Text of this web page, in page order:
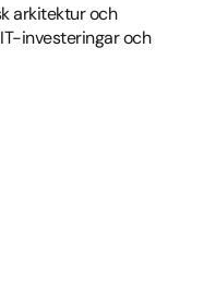
arkitektur och
investeringar och